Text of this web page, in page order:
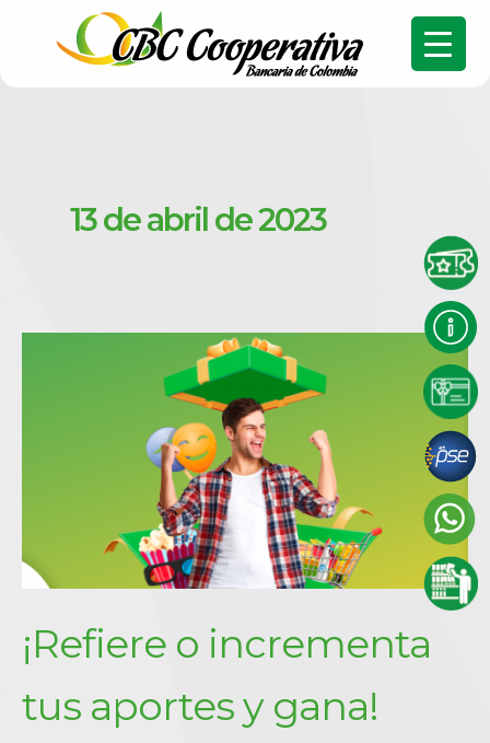
13 de abril de 2023
¡Refiere o incrementa
tus aportes y gana!